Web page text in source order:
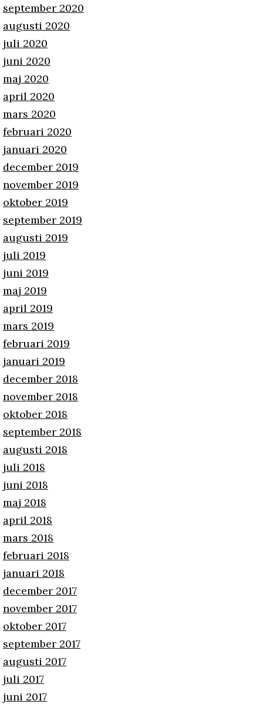
september 2020
augusti 2020
juli 2020
juni 2020
maj 2020
april 2020
mars 2020
februari 2020
januari 2020
december 2019
november 2019
oktober 2019
september 2019
augusti 2019
juli 2019
juni 2019
maj 2019
april 2019
mars 2019
februari 2019
januari 2019
december 2018
november 2018
oktober 2018
september 2018
augusti 2018
juli 2018
juni 2018
maj 2018
april 2018
mars 2018
februari 2018
januari 2018
december 2017
november 2017
oktober 2017
september 2017
augusti 2017
juli 2017
juni 2017